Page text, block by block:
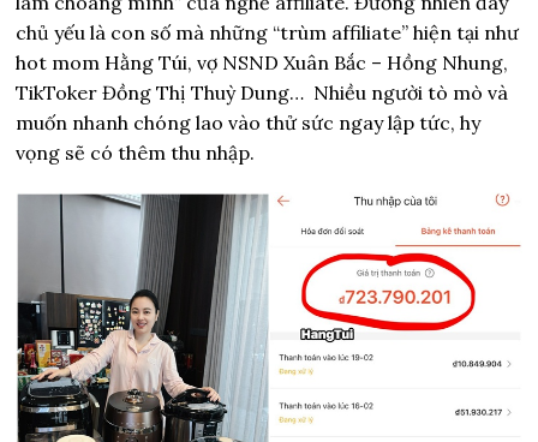
chủ yếu là con số mà những “trùm affiliate” hiện tại như
hot mom Hằng Túi, vợ NSND Xuân Bắc – Hồng Nhung,
TikToker Đồng Thị Thuỳ Dung… Nhiều người tò mò và
muốn nhanh chóng lao vào thử sức ngay lập tức, hy
vọng sẽ có thêm thu nhập.